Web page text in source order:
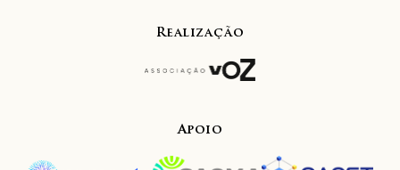
Realização
Apoio